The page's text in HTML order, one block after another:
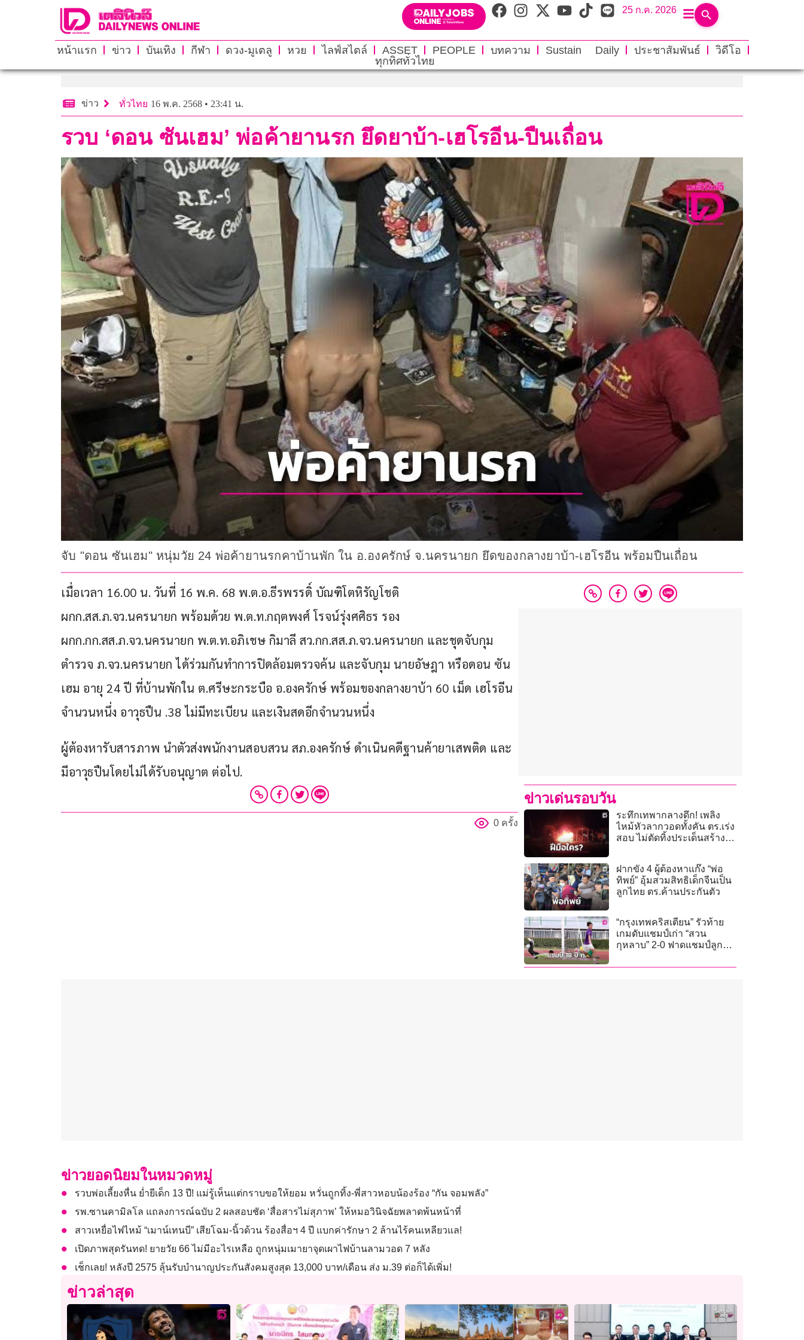
25 ก.ค. 2026
หน้าแรก ข่าว บันเทิง กีฬา ดวง-มูเตลู หวย ไลฟ์สไตล์ ASSET PEOPLE บทความ Sustain Daily ประชาสัมพันธ์
วิดีโอ
ทุกทิศทั่วไทย
ข่าว ทั่วไทย 16 พ.ค. 2568 • 23:41 น.
รวบ ‘ดอน ซันเฮม’ พ่อค้ายานรก ยึดยาบ้า-เฮโรอีน-ปืนเถื่อน
จับ "ดอน ซันเฮม" หนุ่มวัย 24 พ่อค้ายานรกคาบ้านพัก ใน อ.องครักษ์ จ.นครนายก ยึดของกลางยาบ้า-เฮโรอีน พร้อมปืนเถื่อน
เมื่อเวลา 16.00 น. วันที่ 16 พ.ค. 68 พ.ต.อ.ธีรพรรดิ์ บัณฑิโตหิรัญโชติ
ผกก.สส.ภ.จว.นครนายก พร้อมด้วย พ.ต.ท.กฤตพงศ์ โรจน์รุ่งศศิธร รอง
ผกก.กก.สส.ภ.จว.นครนายก พ.ต.ท.อภิเชษ กิมาลี สว.กก.สส.ภ.จว.นครนายก และชุดจับกุม
ตำรวจ ภ.จว.นครนายก ได้ร่วมกันทำการปิดล้อมตรวจค้น และจับกุม นายอัษฎา หรือดอน ซัน
เฮม อายุ 24 ปี ที่บ้านพักใน ต.ศรีษะกระบือ อ.องครักษ์ พร้อมของกลางยาบ้า 60 เม็ด เฮโรอีน
จำนวนหนึ่ง อาวุธปืน .38 ไม่มีทะเบียน และเงินสดอีกจำนวนหนึ่ง
ผู้ต้องหารับสารภาพ นำตัวส่งพนักงานสอบสวน สภ.องครักษ์ ดำเนินคดีฐานค้ายาเสพติด และ
มีอาวุธปืนโดยไม่ได้รับอนุญาต ต่อไป.
0 ครั้ง
ข่าวเด่นรอบวัน
ระทึกเทพากลางดึก! เพลิง
ไหม้หัวลากวอดทั้งคัน ตร.เร่ง
สอบ ไม่ตัดทิ้งประเด็นสร้าง
ฝากขัง 4 ผู้ต้องหาแก๊ง “พ่อ
ทิพย์” อุ้มสวมสิทธิเด็กจีนเป็น
ลูกไทย ตร.ค้านประกันตัว
“กรุงเทพคริสเตียน” รัวท้าย
เกมดับแชมป์เก่า “สวน
กุหลาบ” 2-0 ฟาดแชมป์ลูก
คัพ 2026” 18 ปี ก
ข่าวยอดนิยมในหมวดหมู่
รวบพ่อเลี้ยงหื่น ย่ำยีเด็ก 13 ปี! แม่รู้เห็นแต่กราบขอให้ยอม หวั่นถูกทิ้ง-พี่สาวหอบน้องร้อง “กัน จอมพลัง”
รพ.ซานคามิลโล แถลงการณ์ฉบับ 2 ผลสอบชัด ‘สื่อสารไม่สุภาพ’ ให้หมอวินิจฉัยพลาดพ้นหน้าที่
สาวเหยื่อไฟไหม้ “เมาน์เทนบี” เสียโฉม-นิ้วด้วน ร้องสื่อฯ 4 ปี แบกค่ารักษา 2 ล้านไร้คนเหลียวแล!
เปิดภาพสุดรันทด! ยายวัย 66 ไม่มีอะไรเหลือ ถูกหนุ่มเมายาจุดเผาไฟบ้านลามวอด 7 หลัง
เช็กเลย! หลังปี 2575 ลุ้นรับบำนาญประกันสังคมสูงสุด 13,000 บาท/เดือน ส่ง ม.39 ต่อก็ได้เพิ่ม!
ข่าวล่าสุด